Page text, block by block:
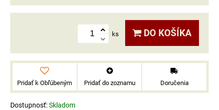
ks DO KOŠÍKA
Pridať k Obľúbeným Pridať do zoznamu Doručenia
Dostupnosť:Skladom